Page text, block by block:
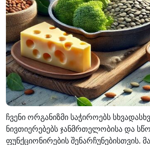
ჩვენი ორგანიზმი საჭიროებს
ნივთიერებებს ჯანმრთელობისა და
ფუნქციონირების შენარჩუნებისთვის.